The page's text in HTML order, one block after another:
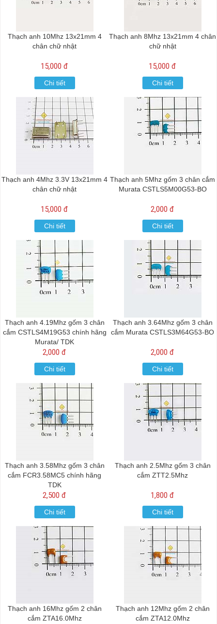
Thạch anh 10Mhz 13x21mm 4
chân chữ nhật
15,000 đ
Chi tiết
Thạch anh 8Mhz 13x21mm 4 chân
chữ nhật
15,000 đ
Chi tiết
Thạch anh 4Mhz 3.3V 13x21mm 4
chân chữ nhật
15,000 đ
Chi tiết
Thạch anh 5Mhz gốm 3 chân cắm
Murata CSTLS5M00G53-BO
2,000 đ
Chi tiết
Thạch anh 4.19Mhz gốm 3 chân
cắm CSTLS4M19G53 chính hãng
Murata/ TDK
2,000 đ
Chi tiết
Thạch anh 3.64Mhz gốm 3 chân
cắm Murata CSTLS3M64G53-BO
2,000 đ
Chi tiết
Thạch anh 3.58Mhz gốm 3 chân
cắm FCR3.58MC5 chính hãng
TDK
2,500 đ
Chi tiết
Thạch anh 2.5Mhz gốm 3 chân
cắm ZTT2.5Mhz
1,800 đ
Chi tiết
Thạch anh 16Mhz gốm 2 chân
cắm ZTA16.0Mhz
Thạch anh 12Mhz gốm 2 chân
cắm ZTA12.0Mhz